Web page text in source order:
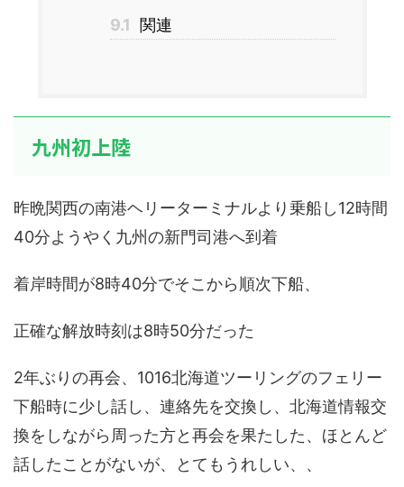
9.1
関連
九州初上陸
昨晩関西の南港ヘリーターミナルより乗船し12時間
40分ようやく九州の新門司港へ到着
着岸時間が8時40分でそこから順次下船、
正確な解放時刻は8時50分だった
2年ぶりの再会、1016北海道ツーリングのフェリー
下船時に少し話し、連絡先を交換し、北海道情報交
換をしながら周った方と再会を果たした、ほとんど
話したことがないが、とてもうれしい、、